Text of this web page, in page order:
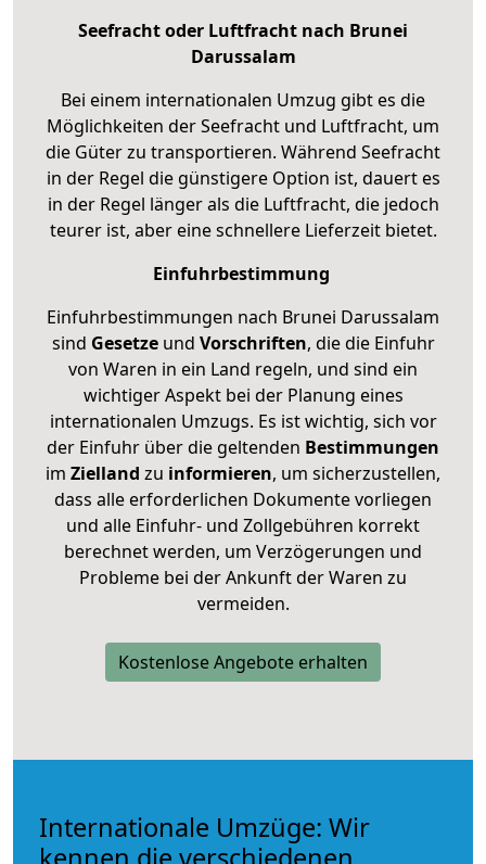
Seefracht oder Luftfracht nach Brunei
Darussalam
Bei einem internationalen Umzug gibt es die
Möglichkeiten der Seefracht und Luftfracht, um
die Güter zu transportieren. Während Seefracht
in der Regel die günstigere Option ist, dauert es
in der Regel länger als die Luftfracht, die jedoch
teurer ist, aber eine schnellere Lieferzeit bietet.
Einfuhrbestimmung
Einfuhrbestimmungen nach Brunei Darussalam
sind Gesetzeund Vorschriften, die die Einfuhr
von Waren in ein Land regeln, und sind ein
wichtiger Aspekt bei der Planung eines
internationalen Umzugs. Es ist wichtig, sich vor
der Einfuhr über die geltenden Bestimmungen
im Zielland zu informieren, um sicherzustellen,
dass alle erforderlichen Dokumente vorliegen
und alle Einfuhr- und Zollgebühren korrekt
berechnet werden, um Verzögerungen und
Probleme bei der Ankunft der Waren zu
vermeiden.
Kostenlose Angebote erhalten
Internationale Umzüge: Wir